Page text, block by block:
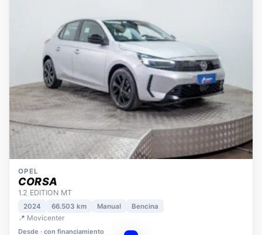
OPEL
CORSA
1.2 EDITION MT
2024 66.503 km
📍 Movicenter